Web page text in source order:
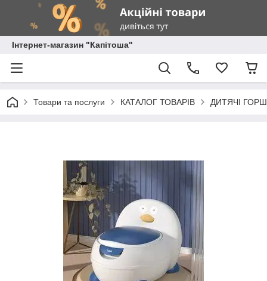
Інтернет-магазин "Капітоша"
Товари та послуги КАТАЛОГ ТОВАРІВ ДИТЯЧІ